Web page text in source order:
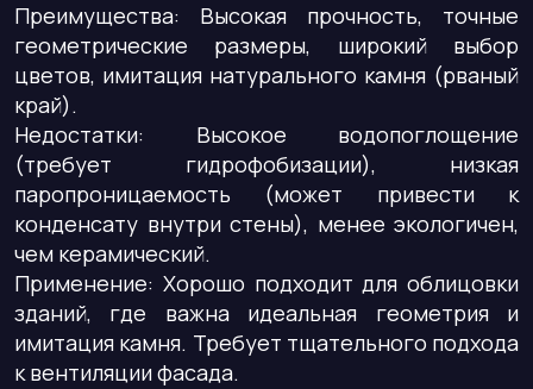
Преимущества: Высокая прочность, точные
геометрические размеры, широкий выбор
цветов, имитация натурального камня (рваный
край).
Недостатки: Высокое водопоглощение
(требует гидрофобизации), низкая
паропроницаемость (может привести к
конденсату внутри стены), менее экологичен,
чем керамический.
Применение: Хорошо подходит для облицовки
зданий, где важна идеальная геометрия и
имитация камня. Требует тщательного подхода
к вентиляции фасада.